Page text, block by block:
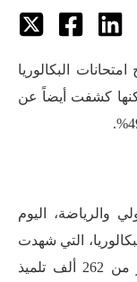
البكالوريا
لكنها كشفت أيضاً عن
والرياضة، اليوم
البكالوريا، التي شهدت
نسبة نجاح إجمالية بلغت 64.8%، مع أكثر من 262 ألف تلميذ